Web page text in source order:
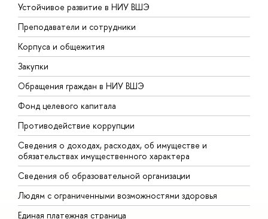
Устойчивое развитие в НИУ ВШЭ
Преподаватели и сотрудники
Корпуса и общежития
Закупки
Обращения граждан в НИУ ВШЭ
Фонд целевого капитала
Противодействие коррупции
Сведения о доходах, расходах, об имуществе и
обязательствах имущественного характера
Сведения об образовательной организации
Людям с ограниченными возможностями здоровья
Единая платежная страница